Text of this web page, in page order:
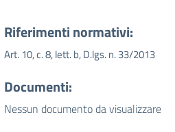
Riferimenti normativi:
Art. 10, c. 8, lett. b, D.lgs. n. 33/2013
Documenti:
Nessun documento da visualizzare